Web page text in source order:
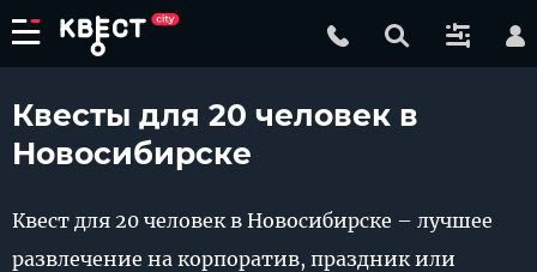
Квесты для 20 человек в
Новосибирске
Квест для 20 человек в Новосибирске – лучшее
развлечение на корпоратив, праздник или